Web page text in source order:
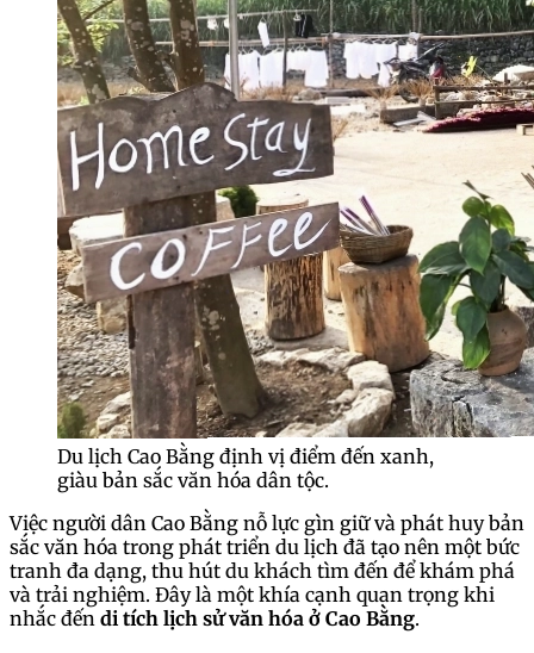
Du lịch Cao Bằng định vị điểm đến xanh,
giàu bản sắc văn hóa dân tộc.
Việc người dân Cao Bằng nỗ lực gìn giữ và phát huy bản
sắc văn hóa trong phát triển du lịch đã tạo nên một bức
tranh đa dạng, thu hút du khách tìm đến để khám phá
và trải nghiệm. Đây là một khía cạnh quan trọng khi
nhắc đến di tích lịch sử văn hóa ở Cao Bằng.